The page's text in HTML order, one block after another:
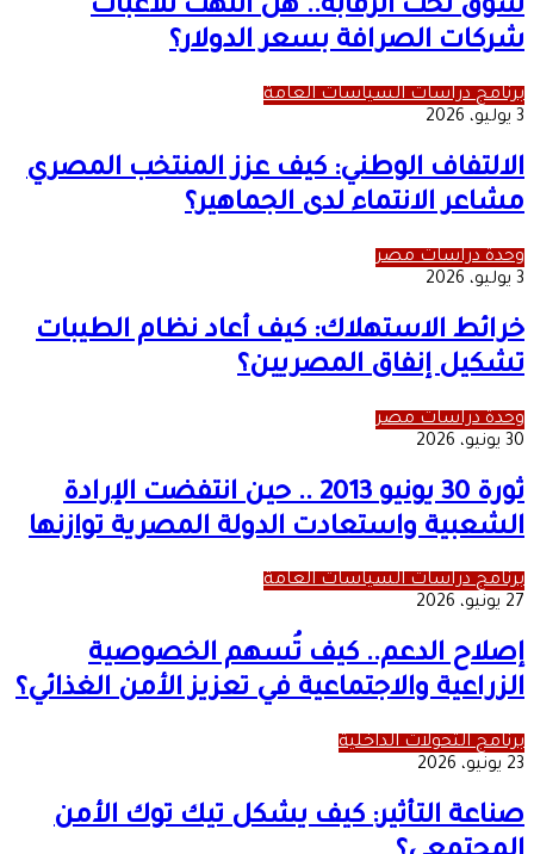
سوق تحت الرقابة.. هل انتهت تلاعبات
شركات الصرافة بسعر الدولار؟
برنامج دراسات السياسات العامة
3 يوليو، 2026
الالتفاف الوطني: كيف عزز المنتخب المصري
مشاعر الانتماء لدى الجماهير؟
وحدة دراسات مصر
3 يوليو، 2026
خرائط الاستهلاك: كيف أعاد نظام الطيبات
تشكيل إنفاق المصريين؟
وحدة دراسات مصر
30 يونيو، 2026
ثورة 30 يونيو 2013 .. حين انتفضت الإرادة
الشعبية واستعادت الدولة المصرية توازنها
برنامج دراسات السياسات العامة
27 يونيو، 2026
إصلاح الدعم.. كيف تُسهم الخصوصية
الزراعية والاجتماعية في تعزيز الأمن الغذائي؟
برنامج التحولات الداخلية
23 يونيو، 2026
صناعة التأثير: كيف يشكل تيك توك الأمن